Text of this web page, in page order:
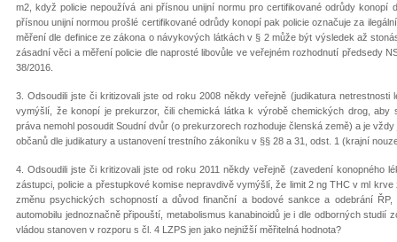
m2, když policie nepoužívá ani přísnou unijní normu pro certifikované odrůdy
přísnou unijní normou prošlé certifikované odrůdy konopí pak policie označuje za
měření dle definice ze zákona o návykových látkách v § 2 může být výsledek až
zásadní věci a měření policie dle naprosté libovůle ve veřejném rozhodnutí předsedy
38/2016.
3. Odsoudili jste či kritizovali jste od roku 2008 někdy veřejně (judikatura
vymýšlí, že konopí je prekurzor, čili chemická látka k výrobě chemických drog,
práva nemohl posoudit Soudní dvůr (o prekurzorech rozhoduje členská země) a je
občanů dle judikatury a ustanovení trestního zákoníku v §§ 28 a 31, odst. 1 (krajní
4. Odsoudili jste či kritizovali jste od roku 2011 někdy veřejně (zavedení konopného
zástupci, policie a přestupkové komise nepravdivě vymýšlí, že limit 2 ng THC v ml
změnu psychických schopností a důvod finanční a bodové sankce a odebrání
automobilu jednoznačně připouští, metabolismus kanabinoidů je i dle odborných studií
vládou stanoven v rozporu s čl. 4 LZPS jen jako nejnižší měřitelná hodnota?